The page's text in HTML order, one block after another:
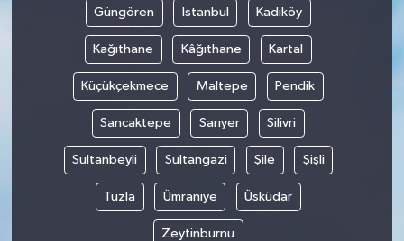
Güngören Istanbul Kadıköy
Kağıthane Kâğıthane Kartal
Küçükçekmece Maltepe Pendik
Sancaktepe Sarıyer Silivri
Sultanbeyli Sultangazi Şile Şişli
Tuzla Ümraniye Üsküdar
Zeytinburnu